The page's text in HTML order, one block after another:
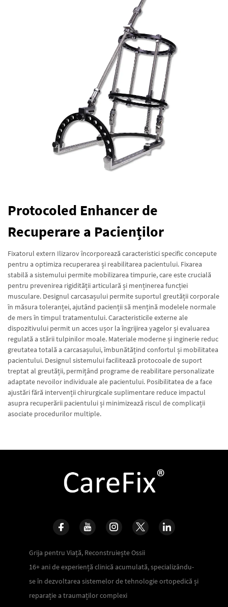
Protocoled Enhancer de
Recuperare a Pacienților
Fixatorul extern Ilizarov încorporează caracteristici specific concepute
pentru a optimiza recuperarea și reabilitarea pacientului. Fixarea
stabilă a sistemului permite mobilizarea timpurie, care este crucială
pentru prevenirea rigidității articulară și menținerea funcției
musculare. Designul carcasașului permite suportul greutății corporale
în măsura toleranței, ajutând pacienții să mențină modelele normale
de mers în timpul tratamentului. Caracteristicile externe ale
dispozitivului permit un acces ușor la îngrijirea yagelor și evaluarea
regulată a stării tulpinilor moale. Materiale moderne și inginerie reduc
greutatea totală a carcasașului, îmbunătățind confortul și mobilitatea
pacientului. Designul sistemului facilitează protocoale de suport
treptat al greutății, permițând programe de reabilitare personalizate
adaptate nevoilor individuale ale pacientului. Posibilitatea de a face
ajustări fără intervenții chirurgicale suplimentare reduce impactul
asupra recuperării pacientului și minimizează riscul de complicații
asociate procedurilor multiple.
Grija pentru Viață, Reconstruiește Ossii
16+ ani de experiență clinică acumulată, specializându-
se în dezvoltarea sistemelor de tehnologie ortopedică și
reparație a traumaților complexi